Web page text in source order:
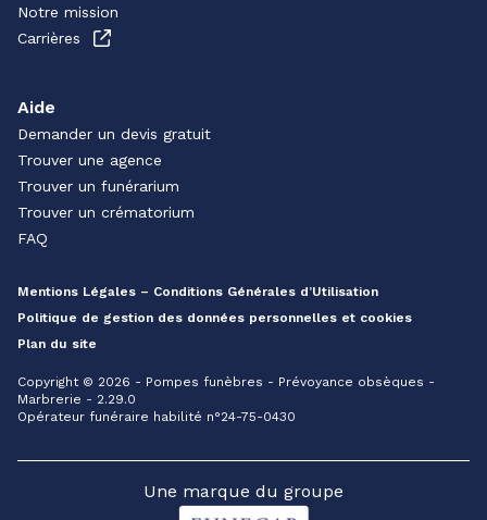
Notre mission
Carrières
Aide
Demander un devis gratuit
Trouver une agence
Trouver un funérarium
Trouver un crématorium
FAQ
Mentions Légales – Conditions Générales d’Utilisation
Politique de gestion des données personnelles et cookies
Plan du site
Copyright © 2026 - Pompes funèbres - Prévoyance obsèques -
Marbrerie - 2.29.0
Opérateur funéraire habilité n°24-75-0430
Une marque du groupe